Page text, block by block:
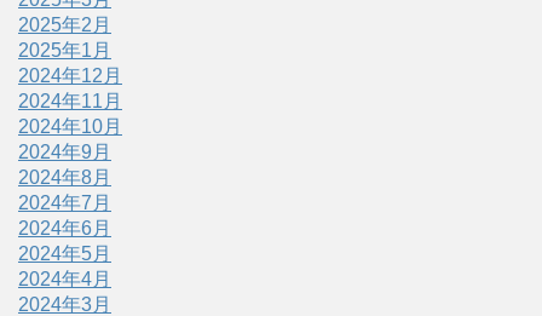
2025年2月
2025年1月
2024年12月
2024年11月
2024年10月
2024年9月
2024年8月
2024年7月
2024年6月
2024年5月
2024年4月
2024年3月